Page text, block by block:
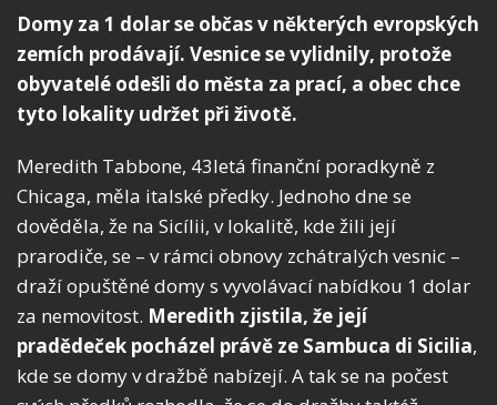
Domy za 1 dolar se občas v některých evropských
zemích prodávají. Vesnice se vylidnily, protože
obyvatelé odešli do města za prací, a obec chce
tyto lokality udržet při životě.
Meredith Tabbone, 43letá finanční poradkyně z
Chicaga, měla italské předky. Jednoho dne se
dověděla, že na Sicílii, v lokalitě, kde žili její
prarodiče, se – v rámci obnovy zchátralých vesnic –
draží opuštěné domy s vyvolávací nabídkou 1 dolar
za nemovitost. Meredith zjistila, že její
pradědeček pocházel právě ze Sambuca di Sicilia,
kde se domy v dražbě nabízejí. A tak se na počest